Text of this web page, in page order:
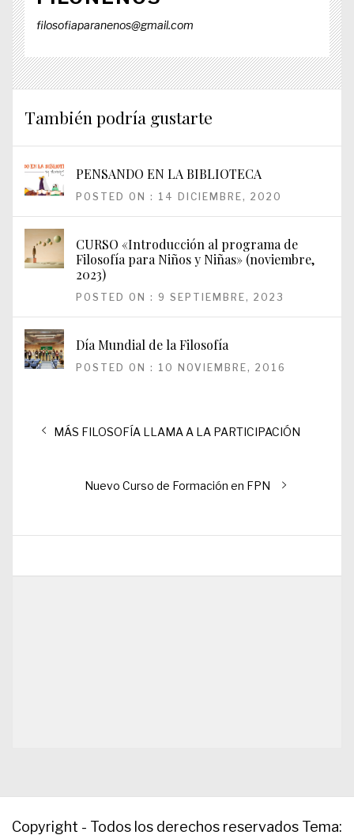
filosofiaparanenos@gmail.com
También podría gustarte
PENSANDO EN LA BIBLIOTECA
POSTED ON : 14 DICIEMBRE, 2020
CURSO «Introducción al programa de
Filosofía para Niños y Niñas» (noviembre,
2023)
POSTED ON : 9 SEPTIEMBRE, 2023
Día Mundial de la Filosofía
POSTED ON : 10 NOVIEMBRE, 2016
Navegación
Entrada
MÁS FILOSOFÍA LLAMA A LA PARTICIPACIÓN
Entrada
Nuevo Curso de Formación en FPN
Copyright - Todos los derechos reservados Tema: